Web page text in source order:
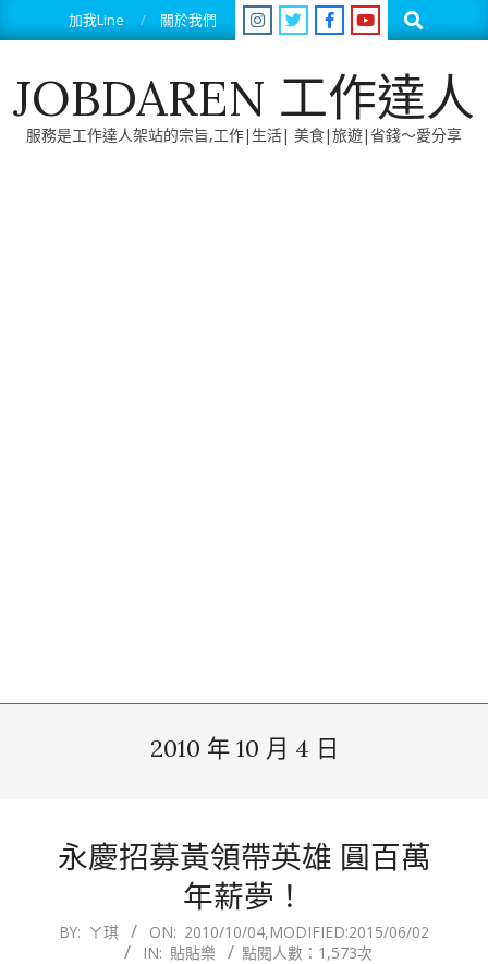
to
加我Line 關於我們 Search
JOBDAREN 工作達人
服務是工作達人架站的宗旨,工作|生活| 美食|旅遊|省錢～愛分享
2010 年 10 月 4 日
永慶招募黃領帶英雄 圓百萬
年薪夢！
2010-
BY: ㄚ琪 ON: 2010/10/04,MODIFIED:2015/06/02
IN: 貼貼樂 點閱人數：1,573次